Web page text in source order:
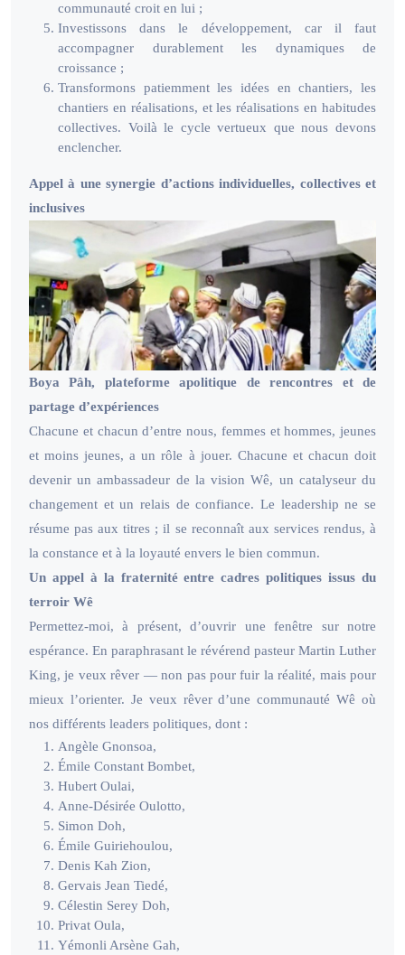
communauté croit en lui ;
Investissons dans le développement, car il faut
accompagner durablement les dynamiques de
croissance ;
Transformons patiemment les idées en chantiers, les
chantiers en réalisations, et les réalisations en habitudes
collectives. Voilà le cycle vertueux que nous devons
enclencher.
Appel à une synergie d’actions individuelles, collectives et
inclusives
Boya Pâh, plateforme apolitique de rencontres et de
partage d’expériences
Chacune et chacun d’entre nous, femmes et hommes, jeunes
et moins jeunes, a un rôle à jouer. Chacune et chacun doit
devenir un ambassadeur de la vision Wê, un catalyseur du
changement et un relais de confiance. Le leadership ne se
résume pas aux titres ; il se reconnaît aux services rendus, à
la constance et à la loyauté envers le bien commun.
Un appel à la fraternité entre cadres politiques issus du
terroir Wê
Permettez-moi, à présent, d’ouvrir une fenêtre sur notre
espérance. En paraphrasant le révérend pasteur Martin Luther
King, je veux rêver — non pas pour fuir la réalité, mais pour
mieux l’orienter. Je veux rêver d’une communauté Wê où
nos différents leaders politiques, dont :
Angèle Gnonsoa,
Émile Constant Bombet,
Hubert Oulai,
Anne-Désirée Oulotto,
Simon Doh,
Émile Guiriehoulou,
Denis Kah Zion,
Gervais Jean Tiedé,
Célestin Serey Doh,
Privat Oula,
Yémonli Arsène Gah,